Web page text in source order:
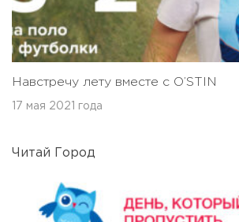
Навстречу лету вместе с O’STIN
17 мая 2021 года
Читай Город